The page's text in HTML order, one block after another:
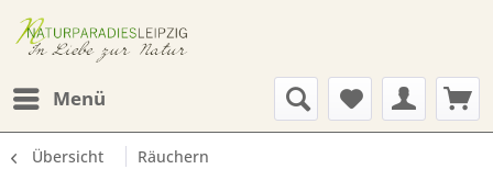
Menü
Übersicht Räuchern